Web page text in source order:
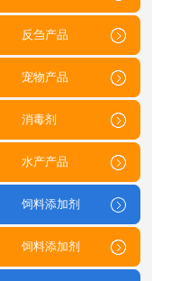
反刍产品
宠物产品
消毒剂
水产产品
饲料添加剂
饲料添加剂